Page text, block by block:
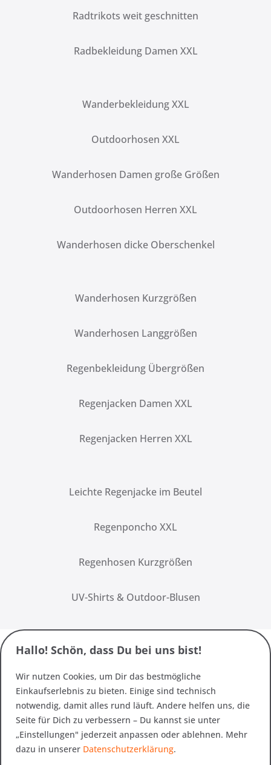
Radtrikots weit geschnitten
Radbekleidung Damen XXL
Wanderbekleidung XXL
Outdoorhosen XXL
Wanderhosen Damen große Größen
Outdoorhosen Herren XXL
Wanderhosen dicke Oberschenkel
Wanderhosen Kurzgrößen
Wanderhosen Langgrößen
Regenbekleidung Übergrößen
Regenjacken Damen XXL
Regenjacken Herren XXL
Leichte Regenjacke im Beutel
Regenponcho XXL
Regenhosen Kurzgrößen
UV-Shirts & Outdoor-Blusen
Hallo! Schön, dass Du bei uns bist!
Wir nutzen Cookies, um Dir das bestmögliche
Einkaufserlebnis zu bieten. Einige sind technisch
notwendig, damit alles rund läuft. Andere helfen uns, die
Seite für Dich zu verbessern – Du kannst sie unter
„Einstellungen" jederzeit anpassen oder ablehnen. Mehr
dazu in unserer Datenschutzerklärung.